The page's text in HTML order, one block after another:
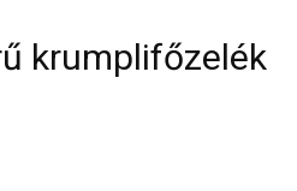
krumplifőzelék